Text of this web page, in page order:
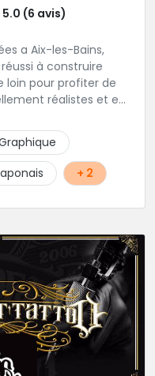
5.0 (6 avis)
a Aix-les-Bains,
à construire
loin pour profiter de
réalistes et en
préfère que vous
pour éviter les
donc...mais
+ 2